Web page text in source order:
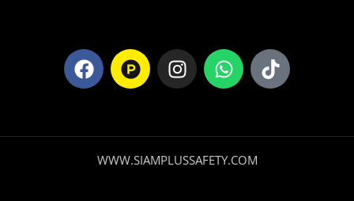
WWW.SIAMPLUSSAFETY.COM